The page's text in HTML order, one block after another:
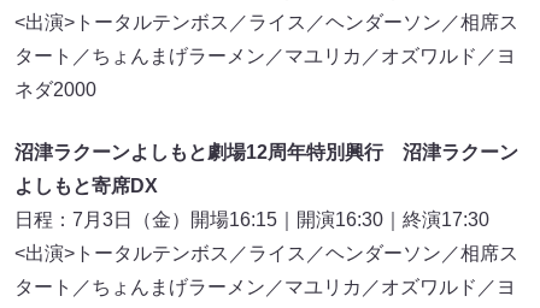
<出演>トータルテンボス／ライス／ヘンダーソン／相席ス
タート／ちょんまげラーメン／マユリカ／オズワルド／ヨ
ネダ2000
沼津ラクーンよしもと劇場12周年特別興行 沼津ラクーン
よしもと寄席DX
日程：7月3日（金）開場16:15｜開演16:30｜終演17:30
<出演>トータルテンボス／ライス／ヘンダーソン／相席ス
タート／ちょんまげラーメン／マユリカ／オズワルド／ヨ